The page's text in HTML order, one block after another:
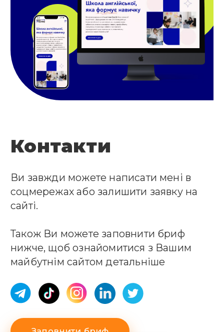
Контакти
Ви завжди можете написати мені в
соцмережах або залишити заявку на
сайті.
Також Ви можете заповнити бриф
нижче, щоб ознайомитися з Вашим
майбутнім сайтом детальніше